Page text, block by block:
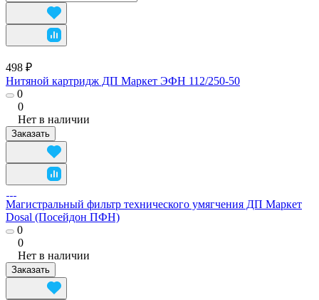
498 ₽
Нитяной картридж ДП Маркет ЭФН 112/250-50
0
0
Нет в наличии
Заказать
Магистральный фильтр технического умягчения ДП Маркет
Dosal (Посейдон ПФН)
0
0
Нет в наличии
Заказать